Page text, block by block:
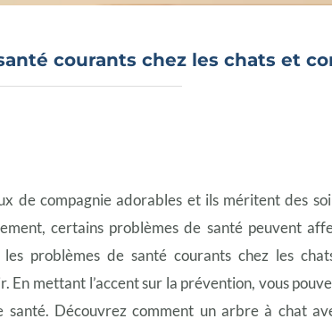
courants chez les chats et
de compagnie adorables et ils méritent des
certains problèmes de santé peuvent
problèmes de santé courants chez les
En mettant l’accent sur la prévention, vous
santé. Découvrez comment un arbre à chat